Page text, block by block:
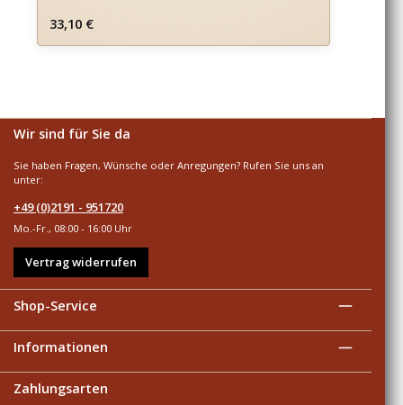
Regulärer Preis:
33,10 €
Wir sind für Sie da
Sie haben Fragen, Wünsche oder Anregungen? Rufen Sie uns an
unter:
+49 (0)2191 - 951720
Mo.-Fr., 08:00 - 16:00 Uhr
Vertrag widerrufen
Shop-Service
Informationen
Zahlungsarten